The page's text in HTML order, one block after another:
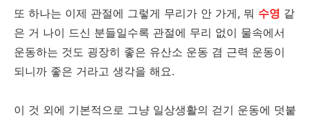
또 하나는 이제 관절에 그렇게 무리가 안 가게, 뭐 수영 같
은 거 나이 드신 분들일수록 관절에 무리 없이 물속에서
운동하는 것도 굉장히 좋은 유산소 운동 겸 근력 운동이
되니까 좋은 거라고 생각을 해요.
이 것 외에 기본적으로 그냥 일상생활의 걷기 운동에 덧붙